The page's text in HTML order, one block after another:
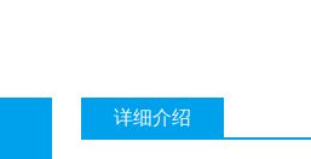
详细介绍